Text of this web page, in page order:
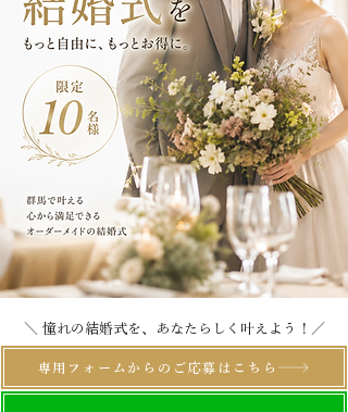
＼ 憧れの結婚式を、あなたらしく叶えよう！／
専用フォームからのご応募はこちら